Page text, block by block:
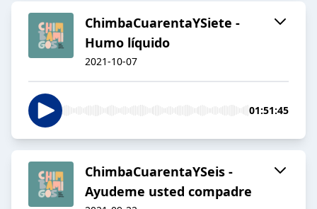
ChimbaCuarentaYSiete -
Humo líquido
2021-10-07
01:51:45
ChimbaCuarentaYSeis -
Ayudeme usted compadre